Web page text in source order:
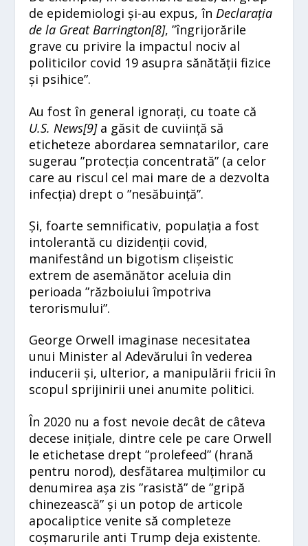
de epidemiologi și-au expus, înDeclarația
de la Great Barrington[8], ”îngrijorările
grave cu privire la impactul nociv al
politicilor covid 19 asupra sănătății fizice
și psihice”.
Au fost în general ignorați, cu toate că
U.S. News[9]a găsit de cuviință să
eticheteze abordarea semnatarilor, care
sugerau ”protecția concentrată” (a celor
care au riscul cel mai mare de a dezvolta
infecția) drept o ”nesăbuință”.
Și, foarte semnificativ, populația a fost
intolerantă cu dizidenții covid,
manifestând un bigotism clișeistic
extrem de asemănător aceluia din
perioada ”războiului împotriva
terorismului”.
George Orwell imaginase necesitatea
unui Minister al Adevărului în vederea
inducerii și, ulterior, a manipulării fricii în
scopul sprijinirii unei anumite politici.
În 2020 nu a fost nevoie decât de câteva
decese inițiale, dintre cele pe care Orwell
le etichetase drept ”prolefeed” (hrană
pentru norod), desfătarea mulțimilor cu
denumirea așa zis ”rasistă” de ”gripă
chinezească” și un potop de articole
apocaliptice venite să completeze
coșmarurile anti Trump deja existente.